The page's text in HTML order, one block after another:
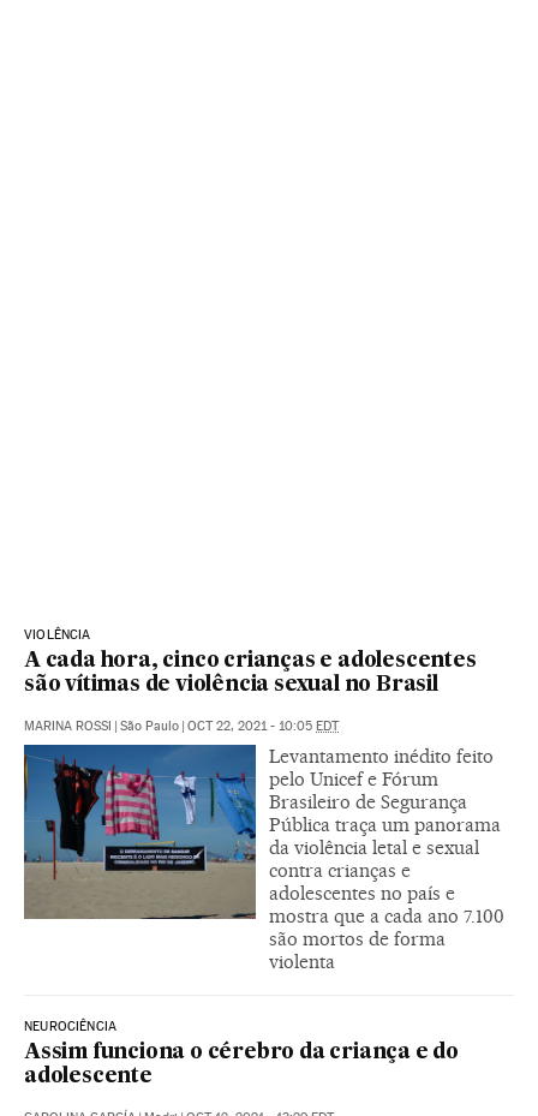
VIOLÊNCIA
A cada hora, cinco crianças e adolescentes
são vítimas de violência sexual no Brasil
MARINA ROSSI São Paulo OCT 22, 2021 - 10:05 EDT
Levantamento inédito feito
pelo Unicef e Fórum
Brasileiro de Segurança
Pública traça um panorama
da violência letal e sexual
contra crianças e
adolescentes no país e
mostra que a cada ano 7.100
são mortos de forma
violenta
NEUROCIÊNCIA
Assim funciona o cérebro da criança e do
adolescente